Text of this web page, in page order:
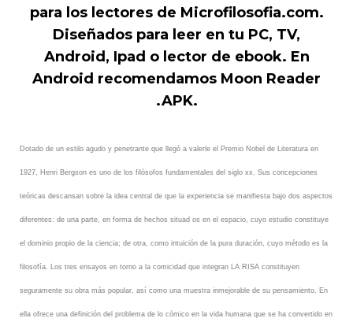
para los lectores de Microfilosofia.com.
Diseñados para leer en tu PC, TV,
Android, Ipad o lector de ebook. En
Android recomendamos Moon Reader
.APK.
Dotado de un estilo agudo y penetrante que llegó a valerle el Premio Nobel de Literatura en
1927, Henri Bergson es uno de los filósofos fundamentales del siglo xx. Sus concepciones
teóricas descansan sobre la idea central de que la experiencia se manifiesta bajo dos aspectos
diferentes: de una parte, en forma de hechos situad os en el espacio, cuyo estudio constituye
el dominio propio de la ciencia; de otra, como intuición de la pura duración, cuyo método es la
filosofía. Los tres ensayos en torno a la comicidad que integran LA RISA constituyen
seguramente su obra más popular, así como una muestra inmejorable de su pensamiento. En
ella ofrece una definición del problema de lo cómico en la vida humana que se ha convertido en